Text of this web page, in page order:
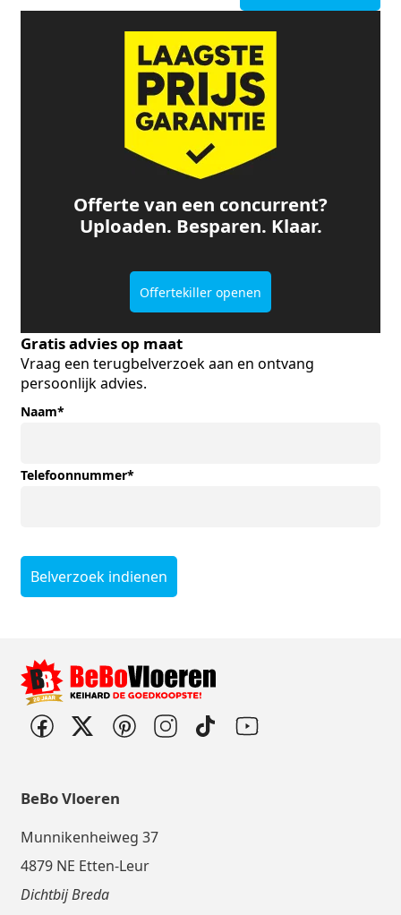
Offerte van een concurrent?
Uploaden. Besparen. Klaar.
Offertekiller openen
Gratis advies op maat
Vraag een terugbelverzoek aan en ontvang
persoonlijk advies.
Naam*
Telefoonnummer*
Belverzoek indienen
BeBo Vloeren
Munnikenheiweg 37
4879 NE Etten-Leur
Dichtbij Breda